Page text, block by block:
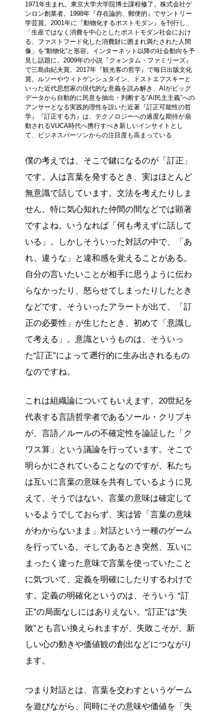
1971年生まれ。東京大学大学院博士課程修了。株式会社ゲ
ンロン創業者。1998年『存在論的、郵便的』でサントリー
学芸賞。2001年に『動物化するポストモダン』を刊行し、
「生産ではなく消費を中心としたポストモダン社会におけ
る、ファストフード化した消費財に囲まれ満たされた人間
像」を“動物化”と形容。インターネット以降の社会動向を予
見し話題に。2009年の小説『クォンタム・ファミリーズ』
で三島由紀夫賞。2017年『観光客の哲学』で毎日出版文化
賞。ルソーやウィトゲンシュタイン、ドストエフスキーと
いった近代思想家の現代的な意義を読み解き、AIがビッグ
データから自動的に民意を抽出・判断する“AI民主主義”への
アンサーとなる実践的理性を説いた近著『訂正可能性の哲
学』『訂正する力』は、テクノロジーへの過度な期待が扇
動されるVUCA時代へ携行すべき新しいインサイトとし
て、ビジネスパーソンからの注目度も高まっている
僕の考えでは、そこで鍵になるのが「訂正」
です。人は言葉を発するとき、実はほとんど
無意識で話しています。文法を考えたりしま
せん。特に気心知れた仲間の間などでは顕著
ですよね。いうなれば「何も考えずに話して
いる」。しかしそういった対話の中で、「あ
れ、違うな」と違和感を覚えることがある。
自分の言いたいことが相手に思うように伝わ
らなかったり、怒らせてしまったりしたとき
などです。そういったアラートが出て、「訂
正の必要性」が生じたとき、初めて「意識し
て考える」。意識というものは、そういっ
た“訂正”によって遡行的に生み出されるもの
なのですね。
これは組織論についてもいえます。20世紀を
代表する言語哲学者であるソール・クリプキ
が、言語／ルールの不確定性を論証した「ク
ワス算」という議論を行っています。そこで
明らかにされていることなのですが、私たち
は互いに言葉の意味を共有しているように見
えて、そうではない。言葉の意味は確定して
いるようでしておらず、実は皆「言葉の意味
がわからないまま」対話という一種のゲーム
を行っている。そしてあるとき突然、互いに
まったく違った意味で言葉を使っていたこと
に気づいて、定義を明確にしたりするわけで
す。定義の明確化というのは、そういう “訂
正”の局面なしにはありえない。“訂正”は“失
敗”とも言い換えられますが、失敗こそが、新
しい心の動きや価値観の創出などにつながり
ます。
つまり対話とは、言葉を交わすというゲーム
を遊びながら、同時にその意味や価値を「失